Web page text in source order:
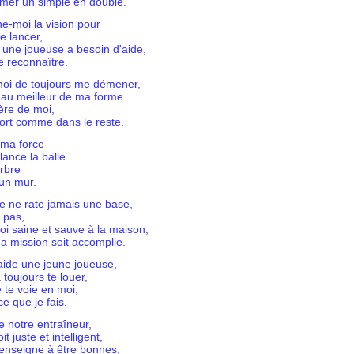
moi la vision pour
lancer,
joueuse a besoin d'aide,
reconnaître.
de toujours me démener,
meilleur de ma forme
de moi,
comme dans le reste.
force
la balle
mur.
ne rate jamais une base,
saine et sauve à la maison,
mission soit accomplie.
une jeune joueuse,
te louer,
te voie en moi,
que je fais.
notre entraîneur,
juste et intelligent,
à être bonnes,